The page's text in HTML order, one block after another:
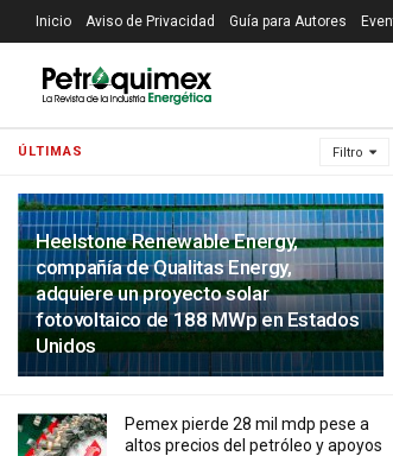
ÚLTIMAS Filtro
Heelstone Renewable Energy,
compañía de Qualitas Energy,
adquiere un proyecto solar
fotovoltaico de 188 MWp en Estados
Unidos
Pemex pierde 28 mil mdp pese a
altos precios del petróleo y apoyos
Inicio Aviso de Privacidad Guía para Autores